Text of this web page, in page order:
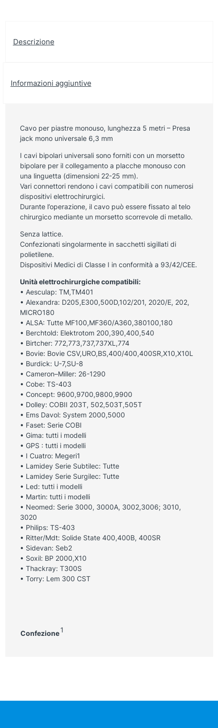
Descrizione
Informazioni aggiuntive
Cavo per piastre monouso, lunghezza 5 metri – Presa
jack mono universale 6,3 mm
I cavi bipolari universali sono forniti con un morsetto
bipolare per il collegamento a placche monouso con
una linguetta (dimensioni 22-25 mm).
Vari connettori rendono i cavi compatibili con numerosi
dispositivi elettrochirurgici.
Durante l’operazione, il cavo può essere fissato al telo
chirurgico mediante un morsetto scorrevole di metallo.
Senza lattice.
Confezionati singolarmente in sacchetti sigillati di
polietilene.
Dispositivi Medici di Classe I in conformità a 93/42/CEE.
Unità elettrochirurgiche compatibili:
• Aesculap: TM,TM401
• Alexandra: D205,E300,500D,102/201, 2020/E, 202,
MICRO180
• ALSA: Tutte MF100,MF360/A360,380100,180
• Berchtold: Elektrotom 200,390,400,540
• Birtcher: 772,773,737,737XL,774
• Bovie: Bovie CSV,URO,BS,400/400,400SR,X10,X10L
• Burdick: U-7,SU-8
• Cameron–Miller: 26-1290
• Cobe: TS-403
• Concept: 9600,9700,9800,9900
• Dolley: COBII 203T, 502,503T,505T
• Ems Davol: System 2000,5000
• Faset: Serie COBI
• Gima: tutti i modelli
• GPS : tutti i modelli
• I Cuatro: Megeri1
• Lamidey Serie Subtilec: Tutte
• Lamidey Serie Surgilec: Tutte
• Led: tutti i modelli
• Martin: tutti i modelli
• Neomed: Serie 3000, 3000A, 3002,3006; 3010,
3020
• Philips: TS-403
• Ritter/Mdt: Solide State 400,400B, 400SR
• Sidevan: Seb2
• Soxil: BP 2000,X10
• Thackray: T300S
• Torry: Lem 300 CST
Confezione 1